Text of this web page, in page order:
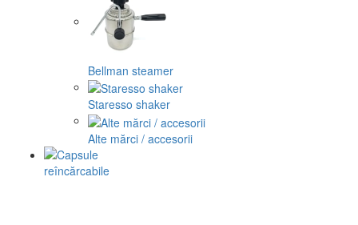
Bellman steamer
Staresso shaker
Alte mărci / accesorii